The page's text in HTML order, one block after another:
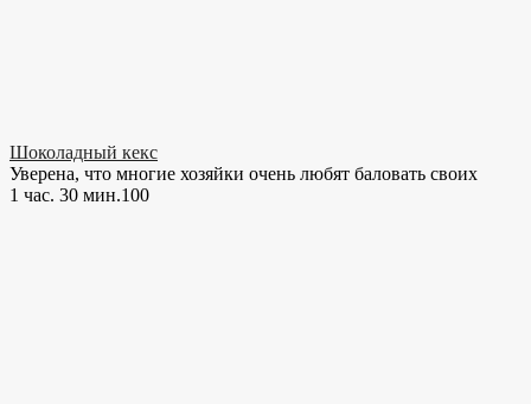
Шоколадный кекс
Уверена, что многие хозяйки очень любят баловать своих
1 час. 30 мин.100